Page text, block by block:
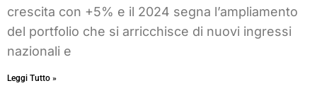
crescita con +5% e il 2024 segna l’ampliamento
del portfolio che si arricchisce di nuovi ingressi
nazionali e
Leggi Tutto »